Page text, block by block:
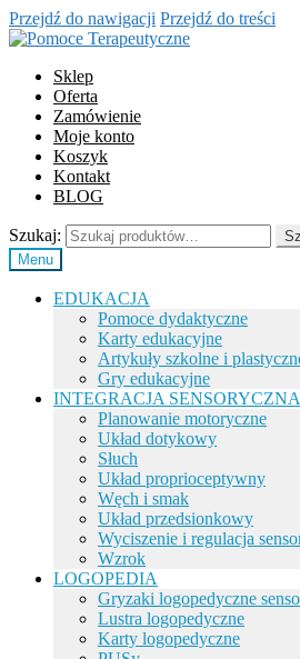
Przejdź do nawigacji Przejdź do treści
Sklep
Oferta
Zamówienie
Moje konto
Koszyk
Kontakt
BLOG
Szukaj:
Menu
EDUKACJA
Pomoce dydaktyczne
Karty edukacyjne
Artykuły szkolne i
Gry edukacyjne
INTEGRACJA SENSORYCZNA
Planowanie motoryczne
Układ dotykowy
Słuch
Układ proprioceptywny
Węch i smak
Układ przedsionkowy
Wyciszenie i regulacja
Wzrok
LOGOPEDIA
Gryzaki logopedyczne
Lustra logopedyczne
Karty logopedyczne